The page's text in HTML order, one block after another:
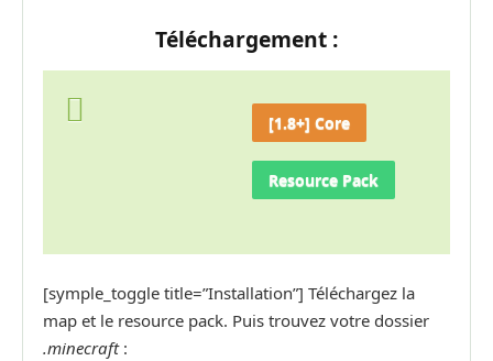
Téléchargement :
[1.8+] Core
Resource Pack
[symple_toggle title=”Installation”] Téléchargez la
map et le resource pack. Puis trouvez votre dossier
.minecraft: